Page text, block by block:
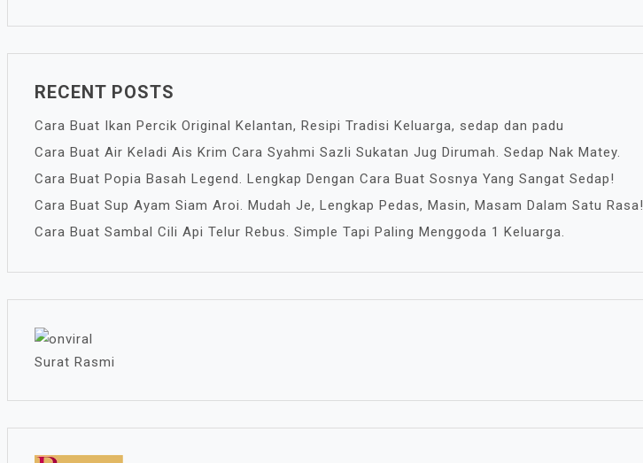
RECENT POSTS
Cara Buat Ikan Percik Original Kelantan, Resipi Tradisi Keluarga, sedap dan padu
Cara Buat Air Keladi Ais Krim Cara Syahmi Sazli Sukatan Jug Dirumah. Sedap Nak Matey.
Cara Buat Popia Basah Legend. Lengkap Dengan Cara Buat Sosnya Yang Sangat Sedap!
Cara Buat Sup Ayam Siam Aroi. Mudah Je, Lengkap Pedas, Masin, Masam Dalam Satu Rasa!
Cara Buat Sambal Cili Api Telur Rebus. Simple Tapi Paling Menggoda 1 Keluarga.
Surat Rasmi